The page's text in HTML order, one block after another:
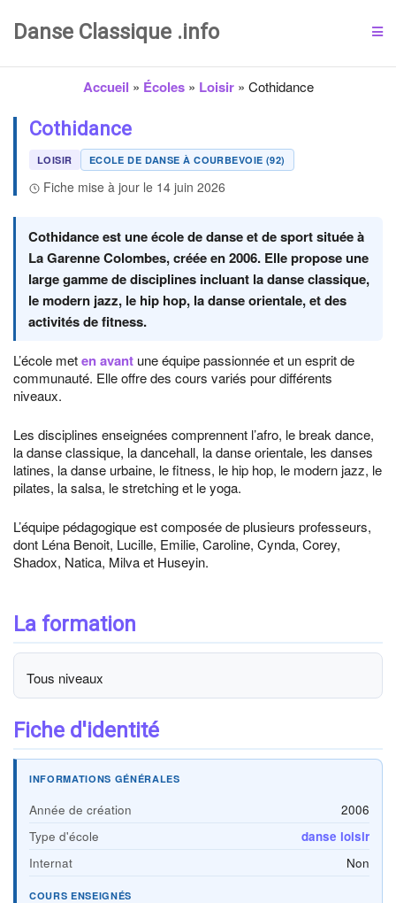
Danse Classique .info
Accueil » Écoles» Loisir» Cothidance
Cothidance
LOISIR ECOLE DE DANSE À COURBEVOIE (92)
Fiche mise à jour le 14 juin 2026
Cothidance est une école de danse et de sport située à
La Garenne Colombes, créée en 2006. Elle propose une
large gamme de disciplines incluant la danse classique,
le modern jazz, le hip hop, la danse orientale, et des
activités de fitness.
L’école meten avant une équipe passionnée et un esprit de
communauté. Elle offre des cours variés pour différents
niveaux.
Les disciplines enseignées comprennent l’afro, le break dance,
la danse classique, la dancehall, la danse orientale, les danses
latines, la danse urbaine, le fitness, le hip hop, le modern jazz, le
pilates, la salsa, le stretching et le yoga.
L’équipe pédagogique est composée de plusieurs professeurs,
dont Léna Benoit, Lucille, Emilie, Caroline, Cynda, Corey,
Shadox, Natica, Milva et Huseyin.
La formation
Tous niveaux
Fiche d'identité
INFORMATIONS GÉNÉRALES
Année de création
2006
Type d'école
danse loisir
Internat
Non
COURS ENSEIGNÉS